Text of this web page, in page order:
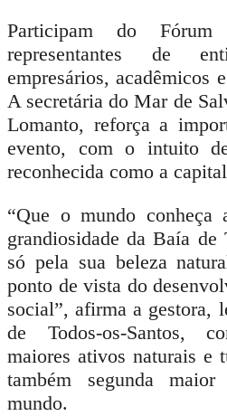
Participam do Fórum
representantes de
empresários, acadêmicos
A secretária do Mar de
Lomanto, reforça a
evento, com o intuito
reconhecida como a
“Que o mundo conheça
grandiosidade da Baía de
só pela sua beleza
ponto de vista do
social”, afirma a gestora,
de Todos-os-Santos,
maiores ativos naturais e
também segunda
mundo.